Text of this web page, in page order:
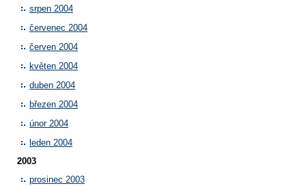
srpen 2004
červenec 2004
červen 2004
květen 2004
duben 2004
březen 2004
únor 2004
leden 2004
2003
prosinec 2003